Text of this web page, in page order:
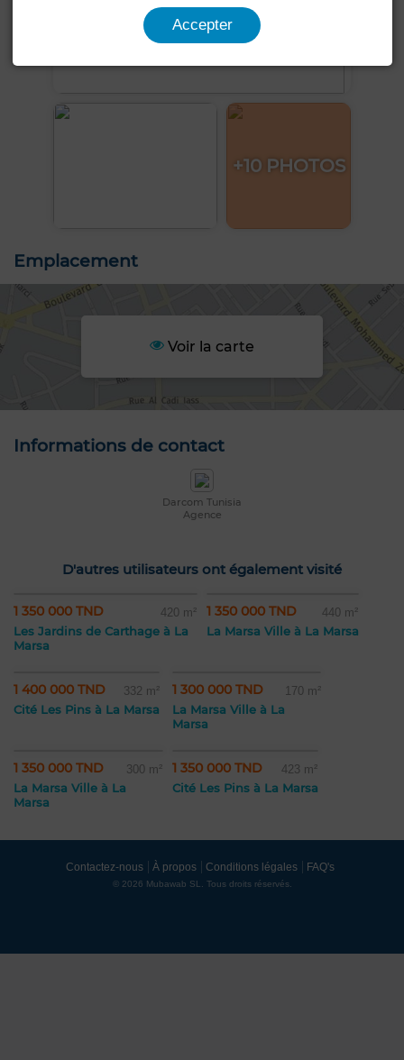
+10 PHOTOS
Emplacement
Voir la carte
Informations de contact
Darcom Tunisia
Agence
D'autres utilisateurs ont également visité
1 350 000 TND 420 m²
Les Jardins de Carthage à La
Marsa
1 350 000 TND 440 m²
La Marsa Ville à La Marsa
1 400 000 TND 332 m²
Cité Les Pins à La Marsa
1 300 000 TND 170 m²
La Marsa Ville à La
Marsa
1 350 000 TND 300 m²
La Marsa Ville à La
Marsa
1 350 000 TND 423 m²
Cité Les Pins à La Marsa
Contactez-nous À propos Conditions légales FAQ's
© 2026 Mubawab SL. Tous droits réservés.
Accepter